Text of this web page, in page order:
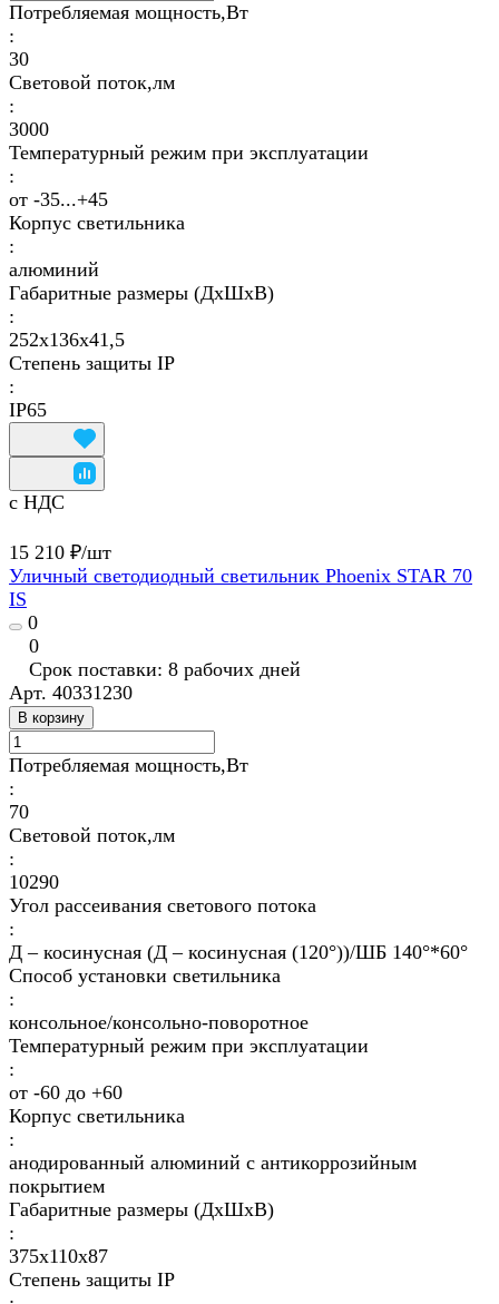
Потребляемая мощность,Вт
:
30
Световой поток,лм
:
3000
Температурный режим при эксплуатации
:
от -35...+45
Корпус светильника
:
алюминий
Габаритные размеры (ДхШхВ)
:
252x136x41,5
Степень защиты IP
:
IP65
с НДС
15 210 ₽/шт
Уличный светодиодный светильник Phoenix STAR 70
IS
0
0
Срок поставки: 8 рабочих дней
Арт. 40331230
В корзину
Потребляемая мощность,Вт
:
70
Световой поток,лм
:
10290
Угол рассеивания светового потока
:
Д – косинусная (Д – косинусная (120°))/ШБ 140°*60°
Способ установки светильника
:
консольное/консольно-поворотное
Температурный режим при эксплуатации
:
от -60 до +60
Корпус светильника
:
анодированный алюминий с антикоррозийным
покрытием
Габаритные размеры (ДхШхВ)
:
375х110х87
Степень защиты IP